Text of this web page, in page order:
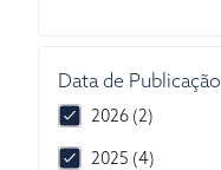
Data de Publicação
2026 (2)
2025 (4)